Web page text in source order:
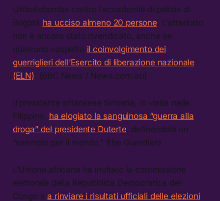
Un’autobomba contro l’accademia di polizia di
Bogotà ha ucciso almeno 20 persone. L’attentato
non è ancora stato rivendicato, anche se
qualcuno sospetta il coinvolgimento dei
guerriglieri dell’Esercito di liberazione nazionale
(ELN). (BBC News / News.com.au)
Il presidente srilankese Sirisena, in visita nelle
Filippine, ha elogiato la sanguinosa “guerra alla
droga” del presidente Duterte, definendola un
“esempio per il mondo.” (the Guardian)
L’Unione africana ha invitato la commissione
elettorale della Repubblica Democratica del
Congo aa rinviare i risultati ufficiali delle elezioni